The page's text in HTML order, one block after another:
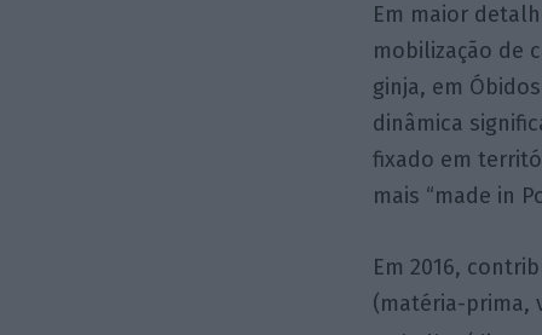
Em maior
mobilização de
ginja, em
dinâmica
fixado em
mais “made in
Em 2016,
(matéria-prima,